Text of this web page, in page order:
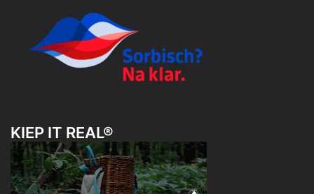
KIEP IT REAL®